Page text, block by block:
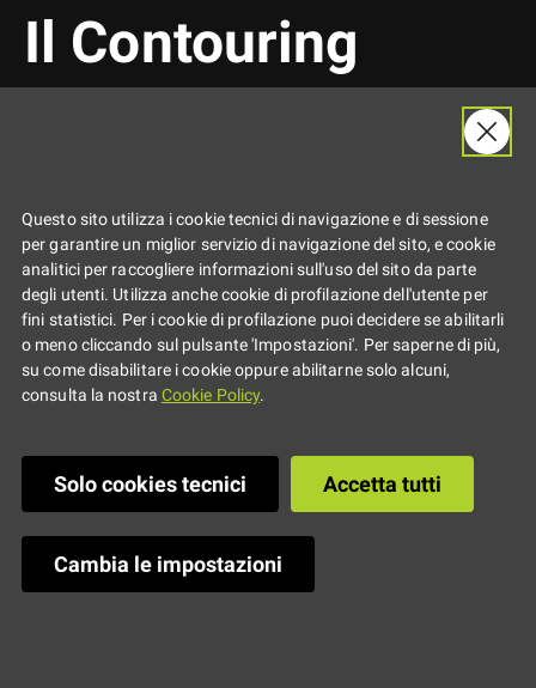
Il Contouring
Questo sito utilizza i cookie tecnici di navigazione e di sessione
per garantire un miglior servizio di navigazione del sito, e cookie
analitici per raccogliere informazioni sull'uso del sito da parte
degli utenti. Utilizza anche cookie di profilazione dell'utente per
fini statistici. Per i cookie di profilazione puoi decidere se abilitarli
o meno cliccando sul pulsante 'Impostazioni'. Per saperne di più,
su come disabilitare i cookie oppure abilitarne solo alcuni,
consulta la nostra Cookie Policy.
Solo cookies tecnici Accetta tutti
Cambia le impostazioni